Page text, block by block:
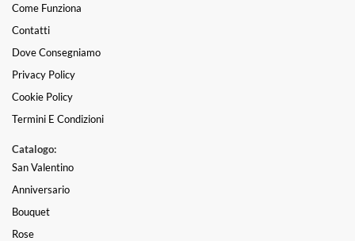
Come Funziona
Contatti
Dove Consegniamo
Privacy Policy
Cookie Policy
Termini E Condizioni
Catalogo:
San Valentino
Anniversario
Bouquet
Rose